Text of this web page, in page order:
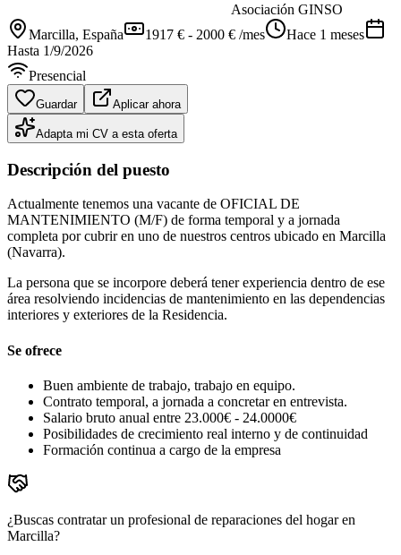
Asociación GINSO
Marcilla, España 1917 € - 2000 € /mes
Hace 1 meses
Hasta 1/9/2026
Presencial
Guardar Aplicar ahora
Adapta mi CV a esta oferta
Descripción del puesto
Actualmente tenemos una vacante de OFICIAL DE
MANTENIMIENTO (M/F) de forma temporal y a jornada
completa por cubrir en uno de nuestros centros ubicado en Marcilla
(Navarra).
La persona que se incorpore deberá tener experiencia dentro de ese
área resolviendo incidencias de mantenimiento en las dependencias
interiores y exteriores de la Residencia.
Se ofrece
Buen ambiente de trabajo, trabajo en equipo.
Contrato temporal, a jornada a concretar en entrevista.
Salario bruto anual entre 23.000€ - 24.0000€
Posibilidades de crecimiento real interno y de continuidad
Formación continua a cargo de la empresa
¿Buscas contratar un profesional de reparaciones del hogar en
Marcilla?